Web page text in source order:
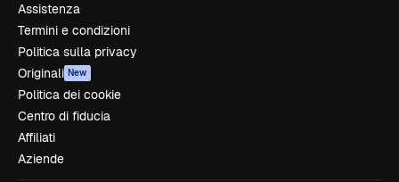
Assistenza
Termini e condizioni
Politica sulla privacy
Originali New
Politica dei cookie
Centro di fiducia
Affiliati
Aziende